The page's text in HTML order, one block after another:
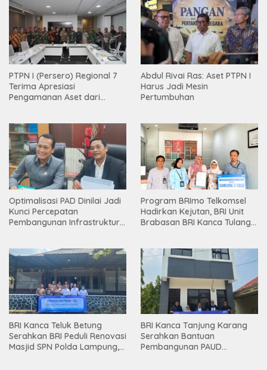
PTPN I (Persero) Regional 7
Terima Apresiasi
Pengamanan Aset dari
Abdul Rivai Ras: Aset PTPN I
Harus Jadi Mesin
Pertumbuhan
Optimalisasi PAD Dinilai Jadi
Kunci Percepatan
Pembangunan Infrastruktur
Program BRImo Telkomsel
Hadirkan Kejutan, BRI Unit
Brabasan BRI Kanca Tulang
Mesuji
BRI Kanca Teluk Betung
Serahkan BRI Peduli Renovasi
Masjid SPN Polda Lampung,
BRI Kanca Tanjung Karang
Serahkan Bantuan
Pembangunan PAUD